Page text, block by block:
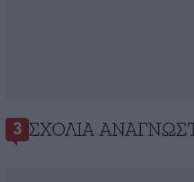
3 ΣΧΌΛΙΑ